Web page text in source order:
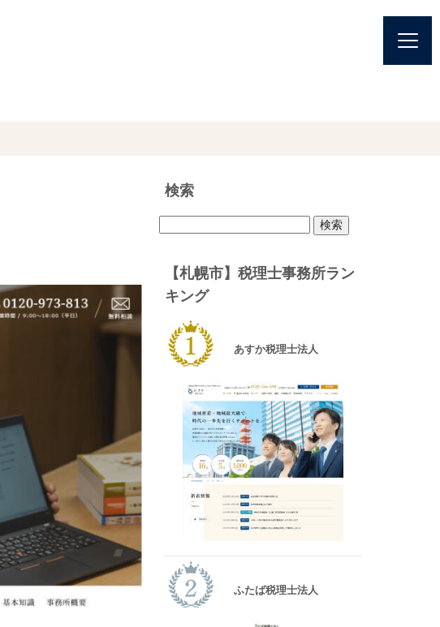
検索
【札幌市】税理士事務所ラン
キング
あすか税理士法人
ふたば税理士法人